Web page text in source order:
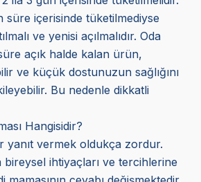
içerisinde tüketilmediyse
ve yenisi açılmalıdır. Oda
açık halde kalan ürün,
ve küçük dostunuzun sağlığını
Bu nedenle dikkatli
Hangisidir?
yanıt vermek oldukça zordur.
ihtiyaçları ve tercihlerine